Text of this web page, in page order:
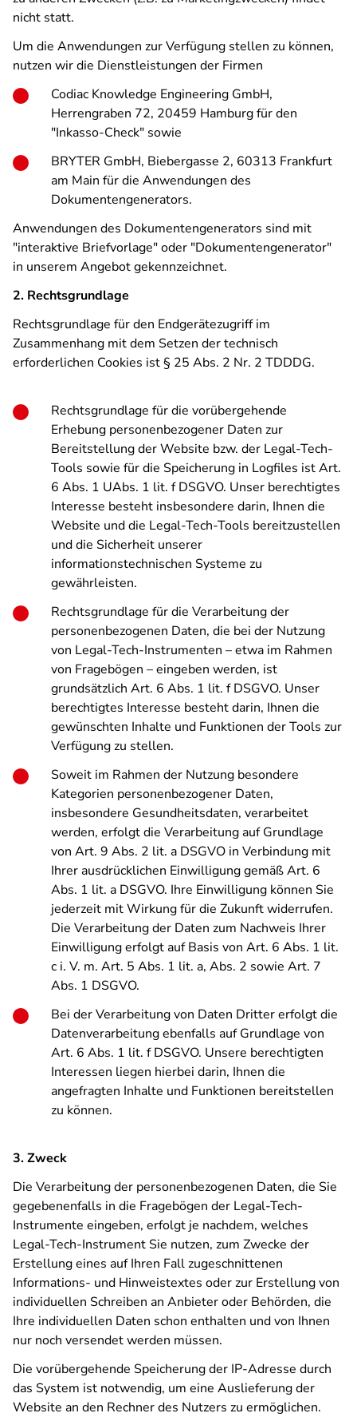
nicht statt.
Um die Anwendungen zur Verfügung stellen zu können,
nutzen wir die Dienstleistungen der Firmen
Codiac Knowledge Engineering GmbH,
Herrengraben 72, 20459 Hamburg für den
"Inkasso-Check" sowie
BRYTER GmbH, Biebergasse 2, 60313 Frankfurt
am Main für die Anwendungen des
Dokumentengenerators.
Anwendungen des Dokumentengenerators sind mit
"interaktive Briefvorlage" oder "Dokumentengenerator"
in unserem Angebot gekennzeichnet.
2. Rechtsgrundlage
Rechtsgrundlage für den Endgerätezugriff im
Zusammenhang mit dem Setzen der technisch
erforderlichen Cookies ist § 25 Abs. 2 Nr. 2 TDDDG.
Rechtsgrundlage für die vorübergehende
Erhebung personenbezogener Daten zur
Bereitstellung der Website bzw. der Legal-Tech-
Tools sowie für die Speicherung in Logfiles ist Art.
6 Abs. 1 UAbs. 1 lit. f DSGVO. Unser berechtigtes
Interesse besteht insbesondere darin, Ihnen die
Website und die Legal-Tech-Tools bereitzustellen
und die Sicherheit unserer
informationstechnischen Systeme zu
gewährleisten.
Rechtsgrundlage für die Verarbeitung der
personenbezogenen Daten, die bei der Nutzung
von Legal-Tech-Instrumenten – etwa im Rahmen
von Fragebögen – eingeben werden, ist
grundsätzlich Art. 6 Abs. 1 lit. f DSGVO. Unser
berechtigtes Interesse besteht darin, Ihnen die
gewünschten Inhalte und Funktionen der Tools zur
Verfügung zu stellen.
Soweit im Rahmen der Nutzung besondere
Kategorien personenbezogener Daten,
insbesondere Gesundheitsdaten, verarbeitet
werden, erfolgt die Verarbeitung auf Grundlage
von Art. 9 Abs. 2 lit. a DSGVO in Verbindung mit
Ihrer ausdrücklichen Einwilligung gemäß Art. 6
Abs. 1 lit. a DSGVO. Ihre Einwilligung können Sie
jederzeit mit Wirkung für die Zukunft widerrufen.
Die Verarbeitung der Daten zum Nachweis Ihrer
Einwilligung erfolgt auf Basis von Art. 6 Abs. 1 lit.
c i. V. m. Art. 5 Abs. 1 lit. a, Abs. 2 sowie Art. 7
Abs. 1 DSGVO.
Bei der Verarbeitung von Daten Dritter erfolgt die
Datenverarbeitung ebenfalls auf Grundlage von
Art. 6 Abs. 1 lit. f DSGVO. Unsere berechtigten
Interessen liegen hierbei darin, Ihnen die
angefragten Inhalte und Funktionen bereitstellen
zu können.
3. Zweck
Die Verarbeitung der personenbezogenen Daten, die Sie
gegebenenfalls in die Fragebögen der Legal-Tech-
Instrumente eingeben, erfolgt je nachdem, welches
Legal-Tech-Instrument Sie nutzen, zum Zwecke der
Erstellung eines auf Ihren Fall zugeschnittenen
Informations- und Hinweistextes oder zur Erstellung von
individuellen Schreiben an Anbieter oder Behörden, die
Ihre individuellen Daten schon enthalten und von Ihnen
nur noch versendet werden müssen.
Die vorübergehende Speicherung der IP-Adresse durch
das System ist notwendig, um eine Auslieferung der
Website an den Rechner des Nutzers zu ermöglichen.